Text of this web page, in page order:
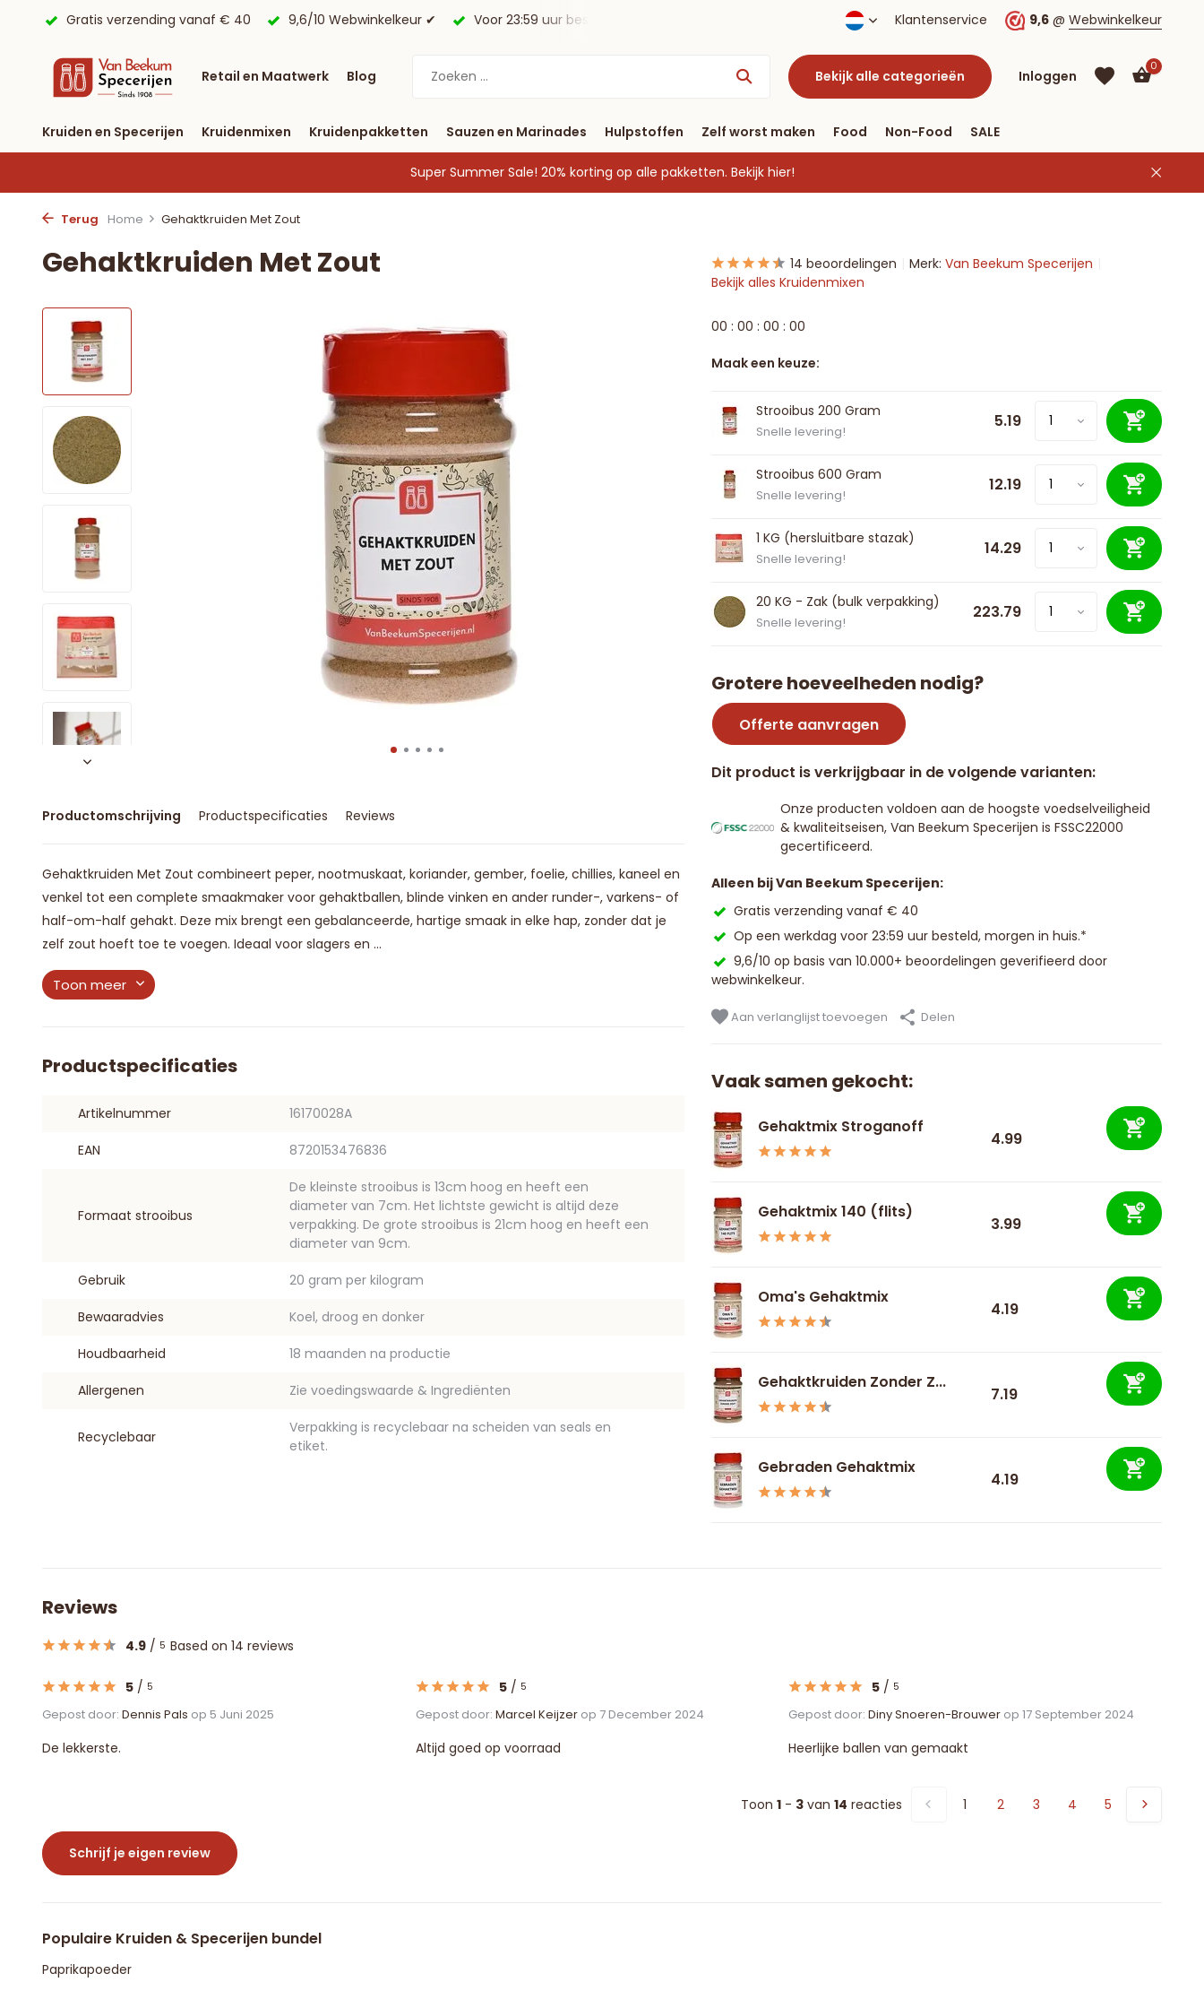
9,6/10 Webwinkelkeur ✔ Voor 23:59 uur besteld, morgen in huis*. Gratis verzending vanaf € 40 Klantenservice 9,6 @ Webwinkelkeur
Retail en Maatwerk Blog Bekijk alle categorieën Inloggen
Account
aanmaken
0
Kruiden en Specerijen Kruidenmixen Kruidenpakketten Sauzen en Marinades Hulpstoffen Zelf worst maken Food Non-Food SALE
Super Summer Sale! 20% korting op alle pakketten. Bekijk hier!
Terug Home Gehaktkruiden Met Zout
Gehaktkruiden Met Zout
Productomschrijving Productspecificaties Reviews
Gehaktkruiden Met Zout combineert peper, nootmuskaat, koriander, gember, foelie, chillies, kaneel en
venkel tot een complete smaakmaker voor gehaktballen, blinde vinken en ander runder-, varkens- of
half-om-half gehakt. Deze mix brengt een gebalanceerde, hartige smaak in elke hap, zonder dat je
zelf zout hoeft toe te voegen. Ideaal voor slagers en ...
Toon meer
Productspecificaties
Artikelnummer 16170028A
EAN 8720153476836
Formaat strooibus
De kleinste strooibus is 13cm hoog en heeft een
diameter van 7cm. Het lichtste gewicht is altijd deze
verpakking. De grote strooibus is 21cm hoog en heeft een
diameter van 9cm.
Gebruik 20 gram per kilogram
Bewaaradvies Koel, droog en donker
Houdbaarheid 18 maanden na productie
Allergenen Zie voedingswaarde & Ingrediënten
Recyclebaar
Verpakking is recyclebaar na scheiden van seals en
etiket.
14 beoordelingen Merk: Van Beekum Specerijen
Bekijk alles Kruidenmixen
00 : 00 : 00 : 00
Maak een keuze:
Strooibus 200 Gram
Snelle levering! 5.19
Strooibus 600 Gram
Snelle levering! 12.19
1 KG (hersluitbare stazak)
Snelle levering! 14.29
20 KG - Zak (bulk verpakking)
Snelle levering! 223.79
Grotere hoeveelheden nodig?
Offerte aanvragen
Dit product is verkrijgbaar in de volgende varianten:
Onze producten voldoen aan de hoogste voedselveiligheid
& kwaliteitseisen, Van Beekum Specerijen is FSSC22000
gecertificeerd.
Alleen bij Van Beekum Specerijen:
Gratis verzending vanaf € 40
Op een werkdag voor 23:59 uur besteld, morgen in huis.*
9,6/10 op basis van 10.000+ beoordelingen geverifieerd door
webwinkelkeur.
Aan verlanglijst toevoegen Delen
Vaak samen gekocht:
Gehaktmix Stroganoff
4.99
Gehaktmix 140 (flits)
3.99
Oma's Gehaktmix
4.19
Gehaktkruiden Zonder Z...
7.19
Gebraden Gehaktmix
4.19
Reviews
4.9 / 5 Based on 14 reviews
5 / 5
Gepost door: Dennis Pals op 5 Juni 2025
De lekkerste.
5/ 5
Gepost door: Marcel Keijzerop 7 December 2024
Altijd goed op voorraad
5 / 5
Gepost door:Diny Snoeren-Brouwer op 17 September 2024
Heerlijke ballen van gemaakt
Toon 1 - 3 van 14 reacties 1 2 3 4 5
Schrijf je eigen review
Populaire Kruiden & Specerijen bundel
Paprikapoeder